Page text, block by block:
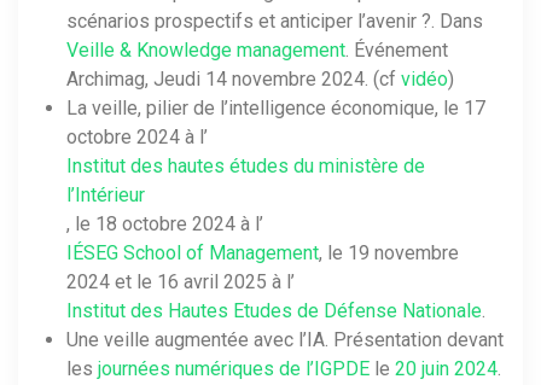
scénarios prospectifs et anticiper l’avenir ?. Dans
Veille & Knowledge management. Événement
Archimag, Jeudi 14 novembre 2024. (cf vidéo)
La veille, pilier de l’intelligence économique, le 17
octobre 2024 à l’
Institut des hautes études du ministère de
l’Intérieur
, le 18 octobre 2024 à l’
IÉSEG School of Management, le 19 novembre
2024 et le 16 avril 2025 à l’
Institut des Hautes Etudes de Défense Nationale.
Une veille augmentée avec l’IA. Présentation devant
les journées numériques de l’IGPDE le 20 juin 2024.